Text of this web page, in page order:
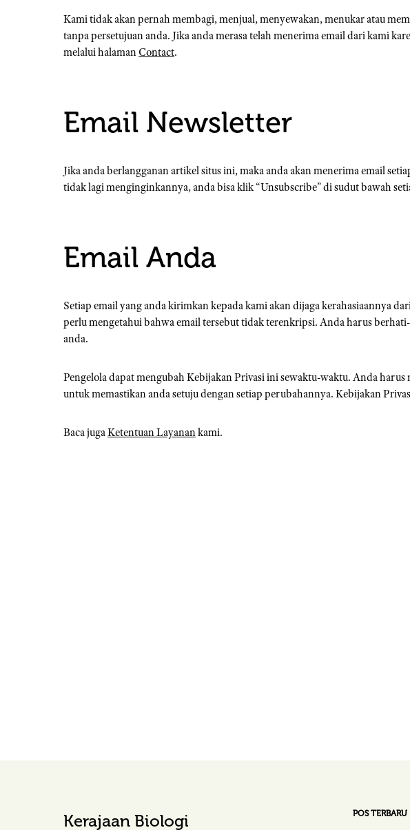
Kami tidak akan pernah membagi, menjual, menyewakan, menukar atau
tanpa persetujuan anda. Jika anda merasa telah menerima email dari kami
melalui halaman Contact.
Email Newsletter
Jika anda berlangganan artikel situs ini, maka anda akan menerima email
tidak lagi menginginkannya, anda bisa klik “Unsubscribe” di sudut bawah
Email Anda
Setiap email yang anda kirimkan kepada kami akan dijaga kerahasiaannya
perlu mengetahui bahwa email tersebut tidak terenkripsi. Anda harus
anda.
Pengelola dapat mengubah Kebijakan Privasi ini sewaktu-waktu. Anda
untuk memastikan anda setuju dengan setiap perubahannya. Kebijakan
Baca jugaKetentuan Layanankami.
Kerajaan Biologi POS TERBARU